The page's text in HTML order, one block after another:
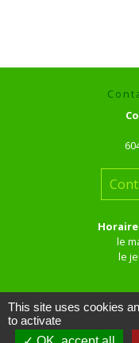
le
le
This site uses cookies
to activate